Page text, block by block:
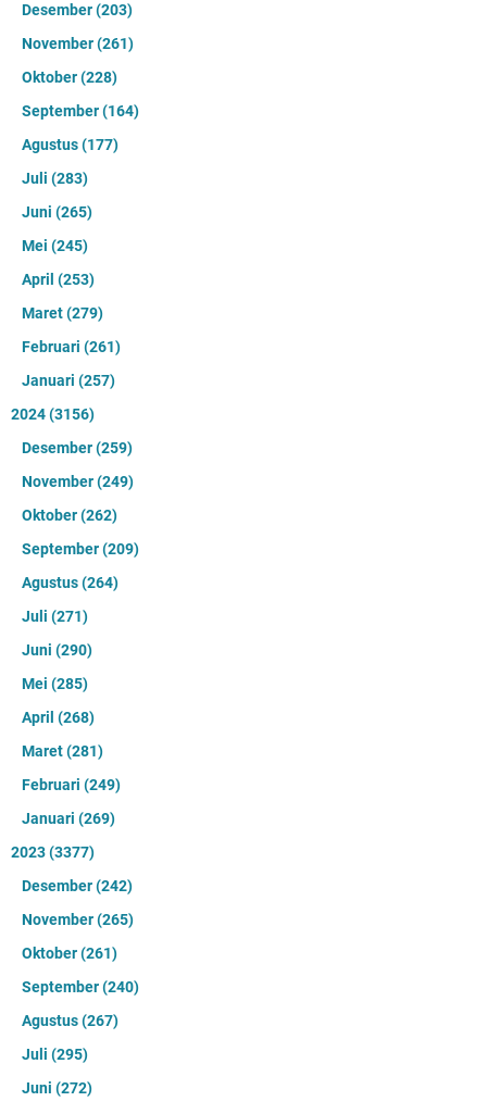
Desember(203)
November(261)
Oktober(228)
September(164)
Agustus(177)
Juli (283)
Juni (265)
Mei (245)
April (253)
Maret(279)
Februari (261)
Januari (257)
2024(3156)
Desember(259)
November(249)
Oktober(262)
September(209)
Agustus(264)
Juli (271)
Juni (290)
Mei (285)
April (268)
Maret(281)
Februari (249)
Januari (269)
2023(3377)
Desember(242)
November(265)
Oktober(261)
September(240)
Agustus(267)
Juli (295)
Juni (272)